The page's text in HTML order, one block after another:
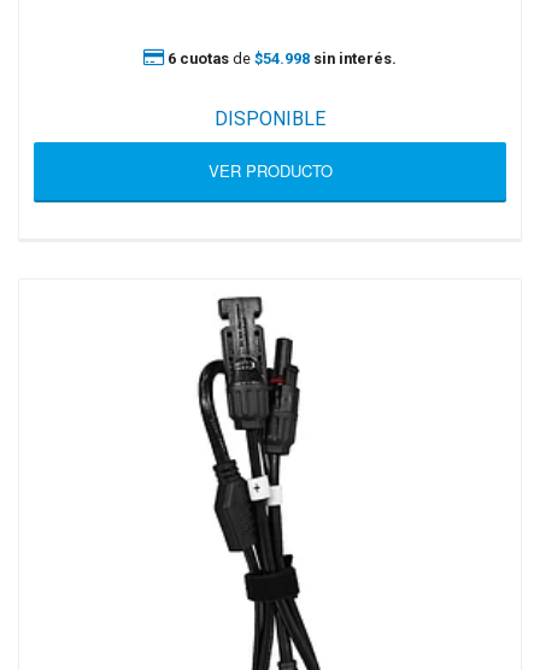
6 cuotas de $54.998 sin interés.
DISPONIBLE
VER PRODUCTO